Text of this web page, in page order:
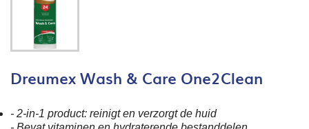
Dreumex Wash & Care One2Clean
- 2-in-1 product: reinigt en verzorgt de huid